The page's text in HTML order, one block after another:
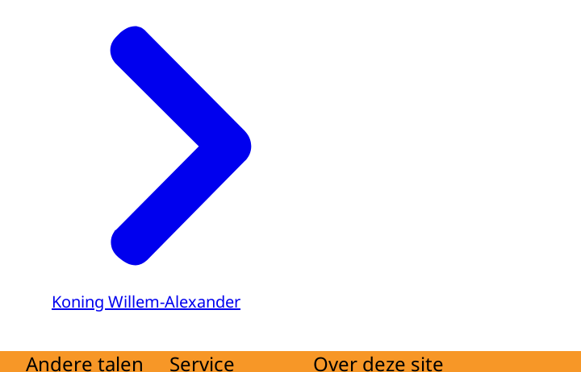
Koning Willem-Alexander
Andere talen Service Over deze site